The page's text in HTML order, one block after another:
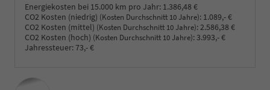
Energiekosten bei 15.000 km pro Jahr: 1.386,48 €
CO2 Kosten (niedrig) (Kosten Durchschnitt 10 Jahre): 1.089,- €
CO2 Kosten (mittel) (Kosten Durchschnitt 10 Jahre): 2.586,38 €
CO2 Kosten (hoch) (Kosten Durchschnitt 10 Jahre):3.993,- €
Jahressteuer:73,- €